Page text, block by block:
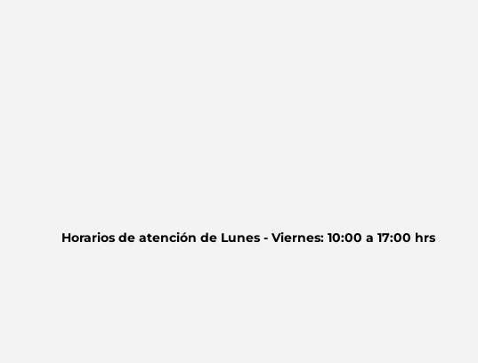
Horarios de atención de Lunes - Viernes: 10:00 a 17:00 hrs